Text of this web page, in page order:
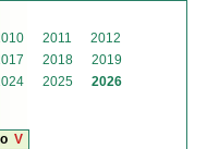
2011
2012
2018
2019
2025 2026
V